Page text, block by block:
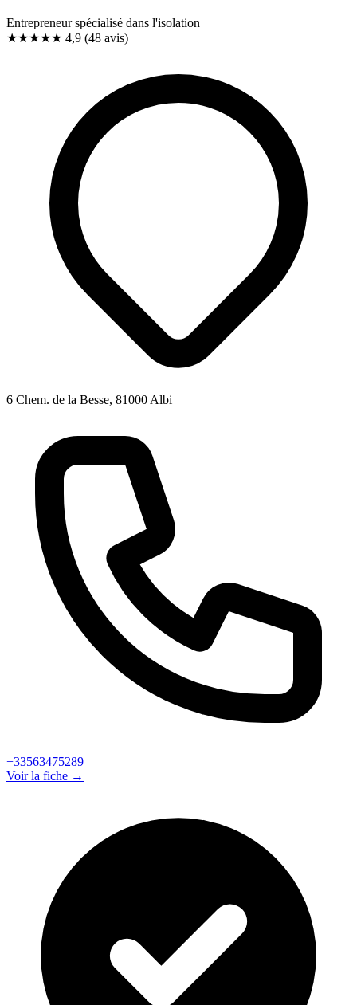
Entrepreneur spécialisé dans l'isolation
★★★★★ 4,9 (48 avis)
6 Chem. de la Besse, 81000 Albi
+33563475289
Voir la fiche →